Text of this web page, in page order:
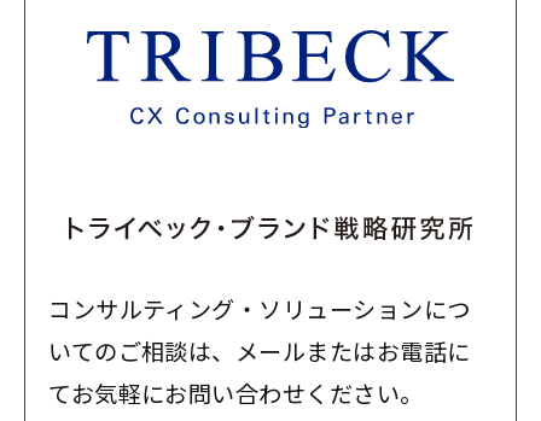
コンサルティング・ソリューションにつ
いてのご相談は、メールまたはお電話に
てお気軽にお問い合わせください。